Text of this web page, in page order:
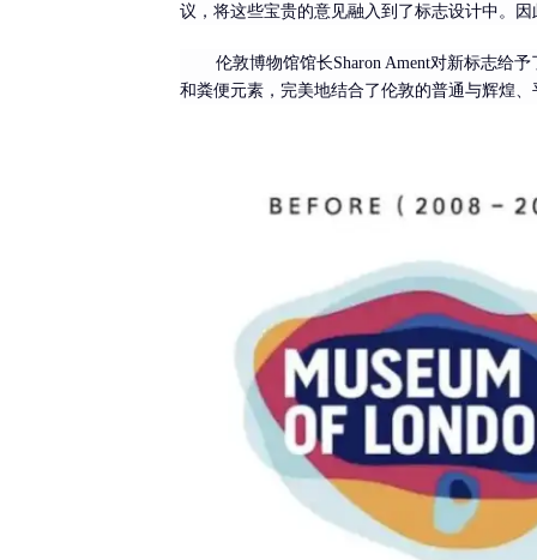
议，将这些宝贵的意见融入到了标志设计中。
伦敦博物馆馆长Sharon Ament对新标志给
和粪便元素，完美地结合了伦敦的普通与辉煌